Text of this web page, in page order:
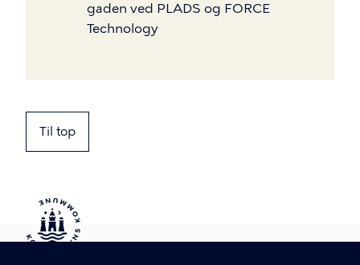
gaden ved PLADS og FORCE
Technology
Til top